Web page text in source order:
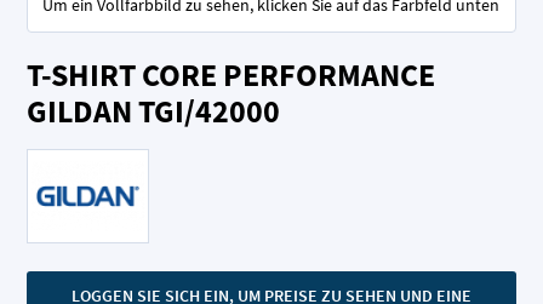
T-SHIRT CORE PERFORMANCE
GILDAN TGI/42000
LOGGEN SIE SICH EIN, UM PREISE ZU SEHEN UND EINE
Um ein Vollfarbbild zu sehen, klicken Sie auf das Farbfeld unten
Anfang
der
Bildgalerie